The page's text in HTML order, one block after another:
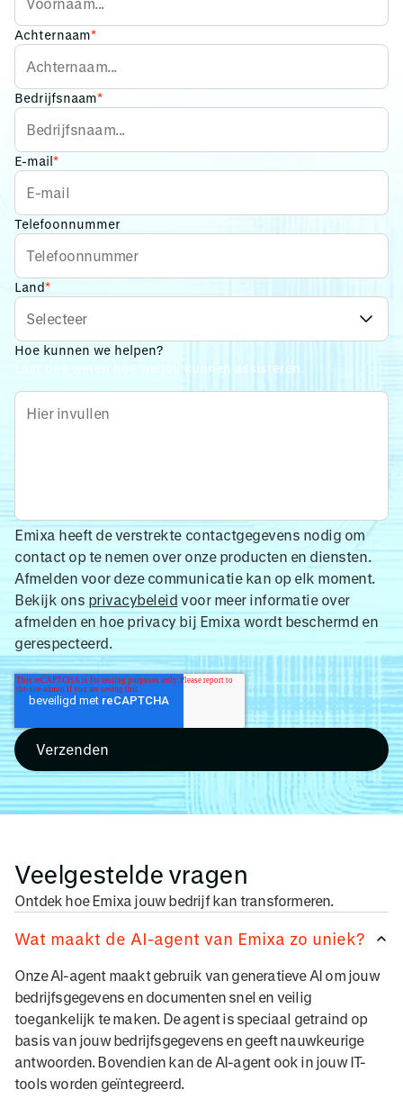
Achternaam*
Bedrijfsnaam*
E-mail*
Telefoonnummer
Land*
Hoe kunnen we helpen?
Laat ons weten hoe we jou kunnen assisteren.
Emixa heeft de verstrekte contactgegevens nodig om
contact op te nemen over onze producten en diensten.
Afmelden voor deze communicatie kan op elk moment.
Bekijk ons privacybeleid voor meer informatie over
afmelden en hoe privacy bij Emixa wordt beschermd en
gerespecteerd.
Veelgestelde vragen
Ontdek hoe Emixa jouw bedrijf kan transformeren.
Wat maakt de AI-agent van Emixa zo uniek?
Onze AI-agent maakt gebruik van generatieve AI om jouw
bedrijfsgegevens en documenten snel en veilig
toegankelijk te maken. De agent is speciaal getraind op
basis van jouw bedrijfsgegevens en geeft nauwkeurige
antwoorden. Bovendien kan de AI-agent ook in jouw IT-
tools worden geïntegreerd.